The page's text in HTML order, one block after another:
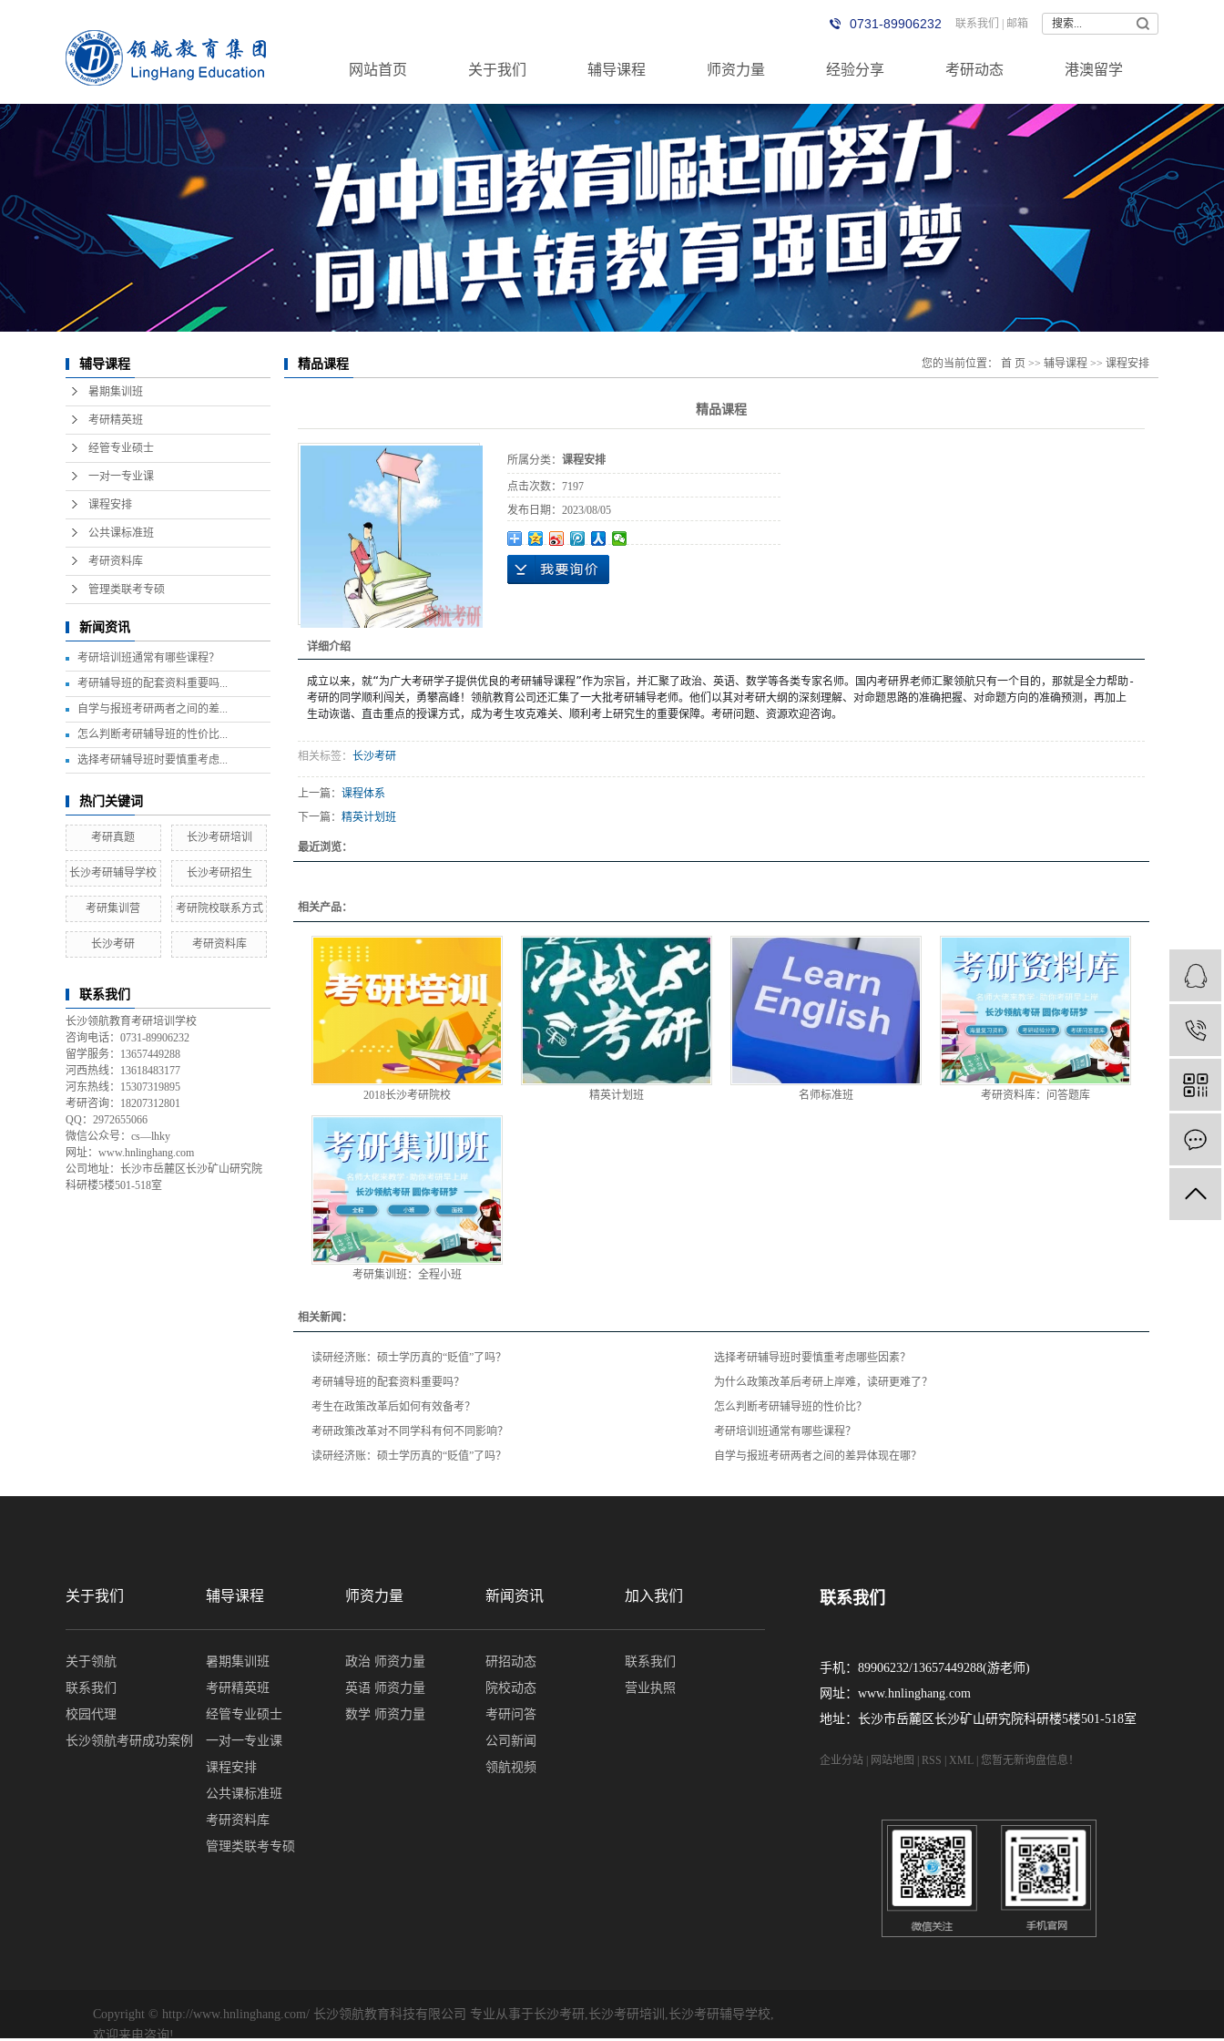
联系我们 邮箱
0731-89906232
网站首页 关于我们 辅导课程 师资力量 经验分享 考研动态 港澳留学
辅导课程
暑期集训班
考研精英班
经管专业硕士
一对一专业课
课程安排
公共课标准班
考研资料库
管理类联考专硕
新闻资讯
考研培训班通常有哪些课程？
考研辅导班的配套资料重要吗...
自学与报班考研两者之间的差...
怎么判断考研辅导班的性价比...
选择考研辅导班时要慎重考虑...
热门关键词
考研真题 长沙考研培训
长沙考研辅导学校 长沙考研招生
考研集训营 考研院校联系方式
长沙考研 考研资料库
联系我们
长沙领航教育考研培训学校
咨询电话：0731-89906232
留学服务：13657449288
河西热线：13618483177
河东热线：15307319895
考研咨询：18207312801
QQ：2972655066
微信公众号：cs—lhky
网址：www.hnlinghang.com
公司地址：长沙市岳麓区长沙矿山研究院
科研楼5楼501-518室
精品课程 您的当前位置： 首 页 >> 辅导课程 >> 课程安排
精品课程
所属分类： 课程安排
点击次数： 7197
发布日期： 2023/08/05
详细介绍
成立以来，就“为广大考研学子提供优良的考研辅导课程”作为宗旨，并汇聚了政治、英语、数学等各类专家名师。国内考研界老师汇聚领航只有一个目的，那就是全力帮助-
考研的同学顺利闯关，勇攀高峰！领航教育公司还汇集了一大批考研辅导老师。他们以其对考研大纲的深刻理解、对命题思路的准确把握、对命题方向的准确预测，再加上
生动诙谐、直击重点的授课方式，成为考生攻克难关、顺利考上研究生的重要保障。考研问题、资源欢迎咨询。
相关标签： 长沙考研
上一篇： 课程体系
下一篇： 精英计划班
最近浏览：
相关产品：
2018长沙考研院校 精英计划班 名师标准班 考研资料库：问答题库
考研集训班：全程小班
相关新闻：
读研经济账：硕士学历真的“贬值”了吗？
选择考研辅导班时要慎重考虑哪些因素？
考研辅导班的配套资料重要吗？
为什么政策改革后考研上岸难，读研更难了？
考生在政策改革后如何有效备考？
怎么判断考研辅导班的性价比？
考研政策改革对不同学科有何不同影响？
考研培训班通常有哪些课程？
读研经济账：硕士学历真的“贬值”了吗？
自学与报班考研两者之间的差异体现在哪？
关于我们
关于领航
联系我们
校园代理
长沙领航考研成功案例
辅导课程
暑期集训班
考研精英班
经管专业硕士
一对一专业课
课程安排
公共课标准班
考研资料库
管理类联考专硕
师资力量
政治 师资力量
英语 师资力量
数学 师资力量
新闻资讯
研招动态
院校动态
考研问答
公司新闻
领航视频
加入我们
联系我们
营业执照
联系我们
手机：89906232/13657449288(游老师)
网址：www.hnlinghang.com
地址：长沙市岳麓区长沙矿山研究院科研楼5楼501-518室
企业分站 网站地图 RSS XML 您暂无新询盘信息！
Copyright © http://www.hnlinghang.com/ 长沙领航教育科技有限公司 专业从事于长沙考研 长沙考研培训 长沙考研辅导学校
欢迎来电咨询!